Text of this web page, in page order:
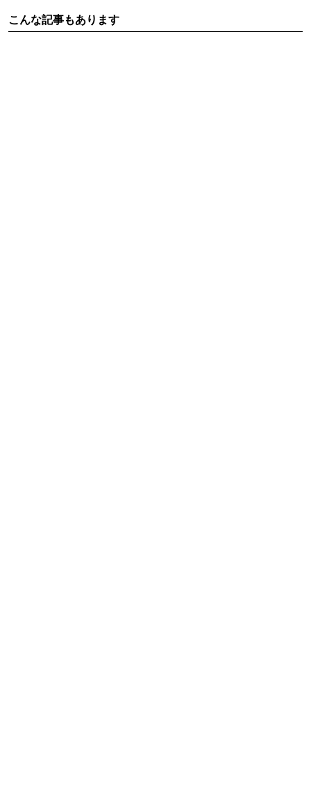
こんな記事もあります